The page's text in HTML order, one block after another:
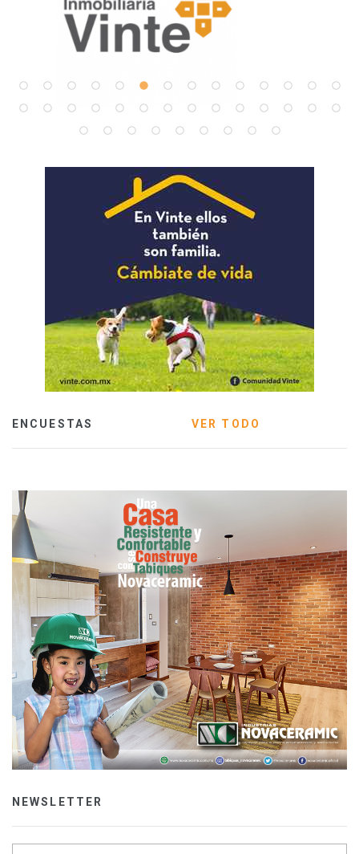
ENCUESTAS VER TODO
NEWSLETTER